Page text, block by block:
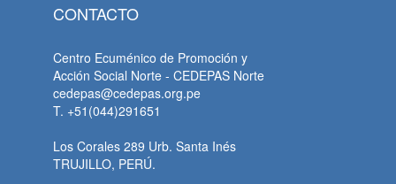
CONTACTO
Centro Ecuménico de Promoción y
Acción Social Norte - CEDEPAS Norte
cedepas@cedepas.org.pe
T. +51(044)291651
Los Corales 289 Urb. Santa Inés
TRUJILLO, PERÚ.